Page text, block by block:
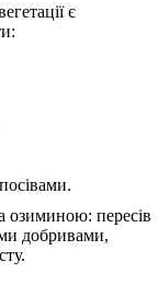
є
озиминою: пересів
добривами,